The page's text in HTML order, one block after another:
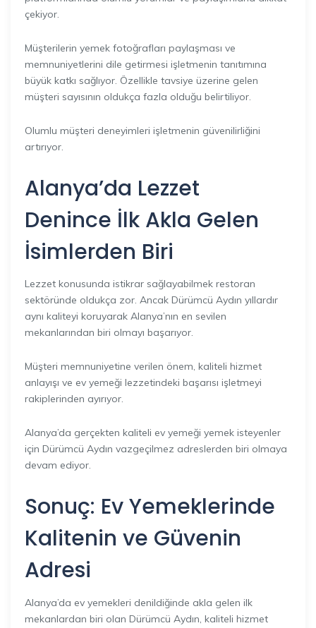
çekiyor.
Müşterilerin yemek fotoğrafları paylaşması ve
memnuniyetlerini dile getirmesi işletmenin tanıtımına
büyük katkı sağlıyor. Özellikle tavsiye üzerine gelen
müşteri sayısının oldukça fazla olduğu belirtiliyor.
Olumlu müşteri deneyimleri işletmenin güvenilirliğini
artırıyor.
Alanya’da Lezzet
Denince İlk Akla Gelen
İsimlerden Biri
Lezzet konusunda istikrar sağlayabilmek restoran
sektöründe oldukça zor. Ancak Dürümcü Aydın yıllardır
aynı kaliteyi koruyarak Alanya’nın en sevilen
mekanlarından biri olmayı başarıyor.
Müşteri memnuniyetine verilen önem, kaliteli hizmet
anlayışı ve ev yemeği lezzetindeki başarısı işletmeyi
rakiplerinden ayırıyor.
Alanya’da gerçekten kaliteli ev yemeği yemek isteyenler
için Dürümcü Aydın vazgeçilmez adreslerden biri olmaya
devam ediyor.
Sonuç: Ev Yemeklerinde
Kalitenin ve Güvenin
Adresi
Alanya’da ev yemekleri denildiğinde akla gelen ilk
mekanlardan biri olan Dürümcü Aydın, kaliteli hizmet